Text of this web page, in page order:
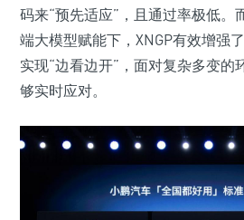
码来“预先适应”，且通过率极低。
端大模型赋能下，XNGP有效增强
实现“边看边开”，面对复杂多变的
够实时应对。